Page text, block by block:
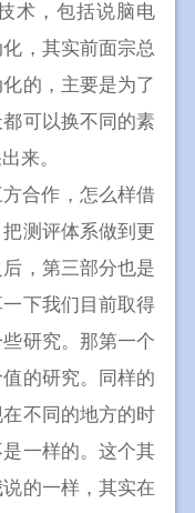
术，包括说脑电
，其实前面宗总
的，主要是为了
可以换不同的素
来。
合作，怎么样借
测评体系做到更
，第三部分也是
下我们目前取得
研究。那第一个
的研究。同样的
不同的地方的时
一样的。这个其
的一样，其实在